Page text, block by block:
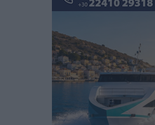
επιβάτες και 55
Γ’ Εθνική Κατηγορία: Οι
αγωνιστικών της
πριν 18 ώρες